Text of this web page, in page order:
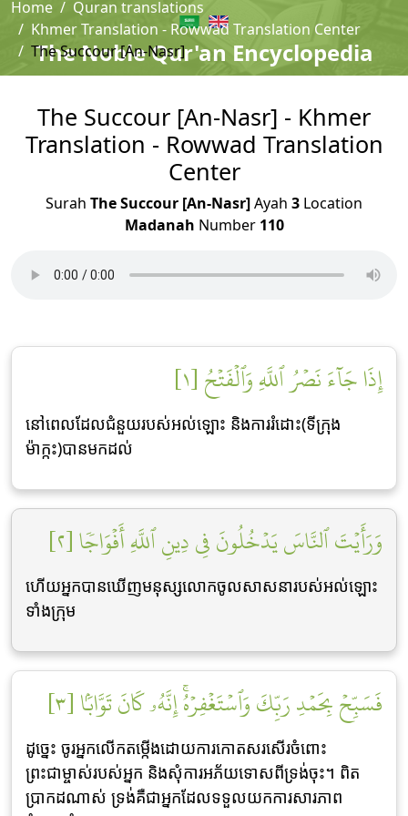
The Noble Qur'an Encyclopedia
Home
Quran translations
Khmer Translation - Rowwad Translation Center
The Succour [An-Nasr]
The Succour [An-Nasr] - Khmer
Translation - Rowwad Translation
Center
Surah The Succour [An-Nasr]Ayah 3 Location
Madanah Number 110
إِذَا جَآءَ نَصۡرُ ٱللَّهِ وَٱلۡفَتۡحُ [١]
នៅពេលដែលជំនួយរបស់អល់ឡោះ និងការរំដោះ(ទីក្រុង
ម៉ាក្កះ)បានមកដល់
وَرَأَيۡتَ ٱلنَّاسَ يَدۡخُلُونَ فِي دِينِ ٱللَّهِ أَفۡوَاجٗا [٢]
ហើយអ្នកបានឃើញមនុស្សលោកចូលសាសនារបស់អល់ឡោះ
ទាំងក្រុម
فَسَبِّحۡ بِحَمۡدِ رَبِّكَ وَٱسۡتَغۡفِرۡهُۚ إِنَّهُۥ كَانَ تَوَّابَۢا [٣]
ដូចេ្នះ ចូរអ្នកលើកតម្កើងដោយការកោតសរសើរចំពោះ
ព្រះជាម្ចាស់របស់អ្នក និងសុំការអភ័យទោសពីទ្រង់ចុះ។ ពិត
ប្រាកដណាស់ ទ្រង់គឺជាអ្នកដែលទទួលយកការសារភាព